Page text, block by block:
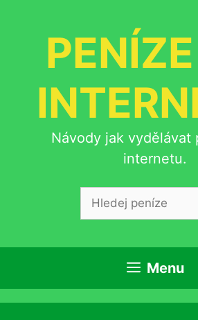
Návody jak vydělávat
internetu.
Menu